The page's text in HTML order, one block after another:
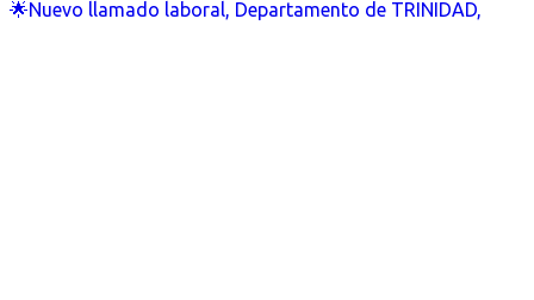
🌟Nuevo llamado laboral, Departamento de TRINIDAD,